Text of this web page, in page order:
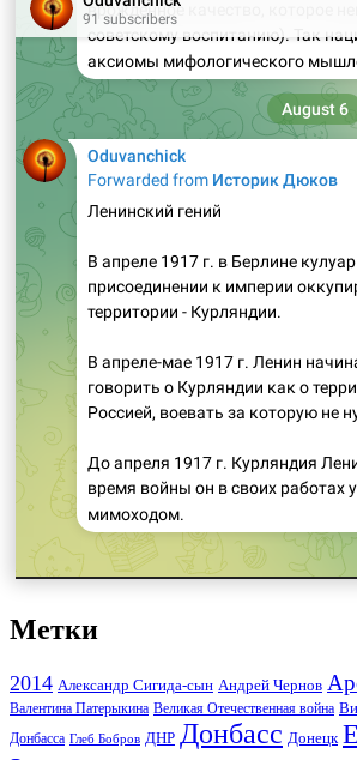
Метки
2014 Александр Сигида-сын Андрей Чернов
Валентина Патерыкина Великая Отечественная война
Донбасса Глеб Бобров ДНР Донбасс Донецк